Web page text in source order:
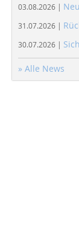
03.08.2026 |
31.07.2026 |
30.07.2026 |
» Alle News